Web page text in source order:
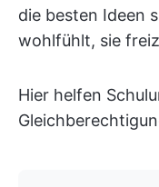
die besten Ideen
wohlfühlt, sie
Hier helfen